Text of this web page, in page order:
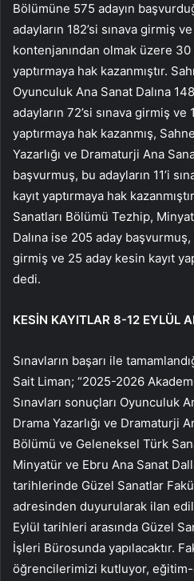
Bölümüne 575 adayın
adayların 182’si sınava girmiş
kontenjanından olmak üzere 30
yaptırmaya hak kazanmıştır.
Oyunculuk Ana Sanat Dalına
adayların 72’si sınava girmiş ve
yaptırmaya hak kazanmış,
Yazarlığı ve Dramaturji Ana
başvurmuş, bu adayların 11’i
kayıt yaptırmaya hak
Sanatları Bölümü Tezhip,
Dalına ise 205 aday başvurmuş,
girmiş ve 25 aday kesin kayıt
dedi.
KESİN KAYITLAR 8-12 EYLÜL
Sınavların başarı ile
Sait Liman; “2025-2026
Sınavları sonuçları Oyunculuk
Drama Yazarlığı ve Dramaturji
Bölümü ve Geleneksel Türk
Minyatür ve Ebru Ana Sanat
tarihlerinde Güzel Sanatlar
adresinden duyurularak ilan
Eylül tarihleri arasında Güzel
İşleri Bürosunda yapılacaktır.
öğrencilerimizi kutluyor, eğitim-